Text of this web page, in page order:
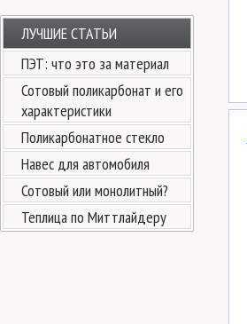
ЛУЧШИЕ СТАТЬИ
ПЭТ: что это за материал
Сотовый поликарбонат и его
характеристики
Поликарбонатное стекло
Навес для автомобиля
Сотовый или монолитный?
Теплица по Миттлайдеру